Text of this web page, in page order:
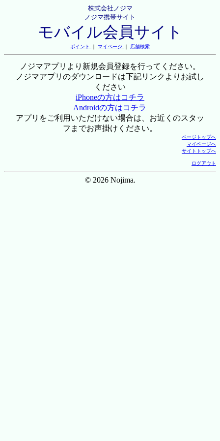
株式会社ノジマ
ノジマ携帯サイト
モバイル会員サイト
ポイント ｜ マイページ ｜ 店舗検索
ノジマアプリより新規会員登録を行ってください。
ノジマアプリのダウンロードは下記リンクよりお試し
ください
iPhoneの方はコチラ
Androidの方はコチラ
アプリをご利用いただけない場合は、お近くのスタッ
フまでお声掛けください。
ページトップへ
マイページへ
サイトトップへ
ログアウト
© 2026 Nojima.